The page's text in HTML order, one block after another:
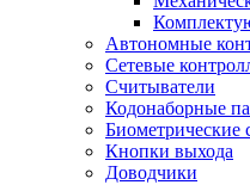
Автономные
Сетевые
Считыватели
Кодонаборные
Биометрические
Кнопки выхода
Доводчики